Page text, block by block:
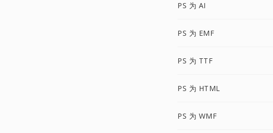
PS 为 AI
PS 为 EMF
PS 为 TTF
PS 为 HTML
PS 为 WMF